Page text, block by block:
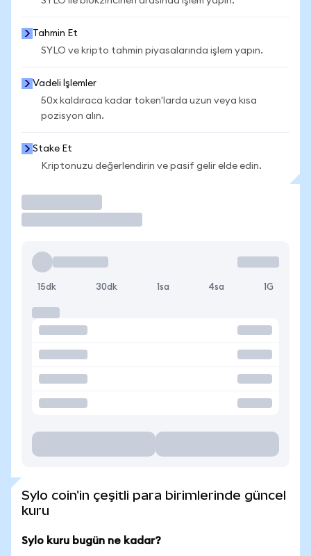
Tahmin Et
SYLO ve kripto tahmin piyasalarında işlem yapın.
Vadeli İşlemler
50x kaldıraca kadar token'larda uzun veya kısa
pozisyon alın.
Stake Et
Kriptonuzu değerlendirin ve pasif gelir elde edin.
15dk 30dk 1sa 4sa 1G
Sylo coin'in çeşitli para birimlerinde güncel
kuru
Sylo kuru bugün ne kadar?